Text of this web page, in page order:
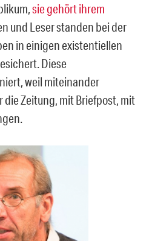
sie gehört ihrem
und Leser standen bei der
in einigen existentiellen
Diese
weil miteinander
die Zeitung, mit Briefpost, mit